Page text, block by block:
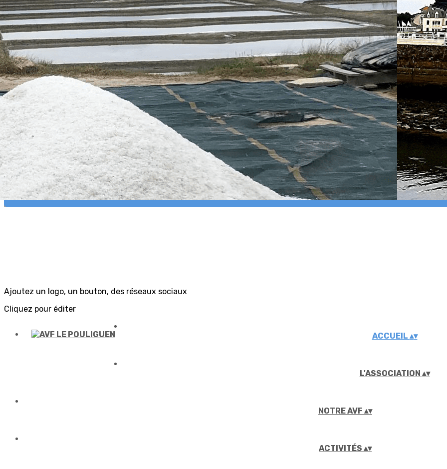
Exporter les lignes sélectionnées
Exporter toutes les colonnes
Exporter uniquement les colonnes affichées
Menu
?>
Images de la page d'accueil
Cliquez pour éditer
Bien dans
Ajoutez un logo, un bouton, des réseaux sociaux
Cliquez pour éditer
ACCUEIL ▴▾
L'ASSOCIATION ▴▾
NOTRE AVF ▴▾
ACTIVITÉS ▴▾